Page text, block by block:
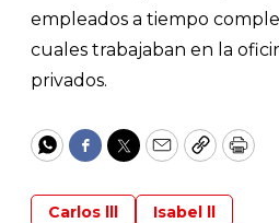
empleados a tiempo
cuales trabajaban en la
privados.
WhatsApp
Facebook
Twitter
EmailCopyPrint
Carlos lll Isabel ll